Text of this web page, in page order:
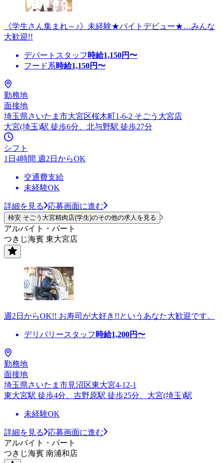
《学生さん集まれ～♪》未経験★バイトデビュー★…みんな
大歓迎!!
デパートスタッフ 時給1,150円〜
フード系時給1,150円〜
勤務地
面接地
埼玉県さいたま市大宮区桜木町1-6-2 そごう大宮店
大宮(埼玉)駅 徒歩6分、北与野駅 徒歩27分
シフト
1日4時間 週2日からOK
交通費支給
未経験OK
詳細を見る 応募画面に進む
柿安 そごう大宮精肉店(学生)のその他の求人を見る
アルバイト・パート
つきじ海賓 東大宮店
週2日からOK!! お寿司が大好き!!というあなた大歓迎です。
デリバリースタッフ 時給1,200円〜
勤務地
面接地
埼玉県さいたま市見沼区東大宮4-12-1
東大宮駅 徒歩4分、吉野原駅 徒歩25分、大宮(埼玉)駅
未経験OK
詳細を見る
応募画面に進む
アルバイト・パート
つきじ海賓 南浦和店